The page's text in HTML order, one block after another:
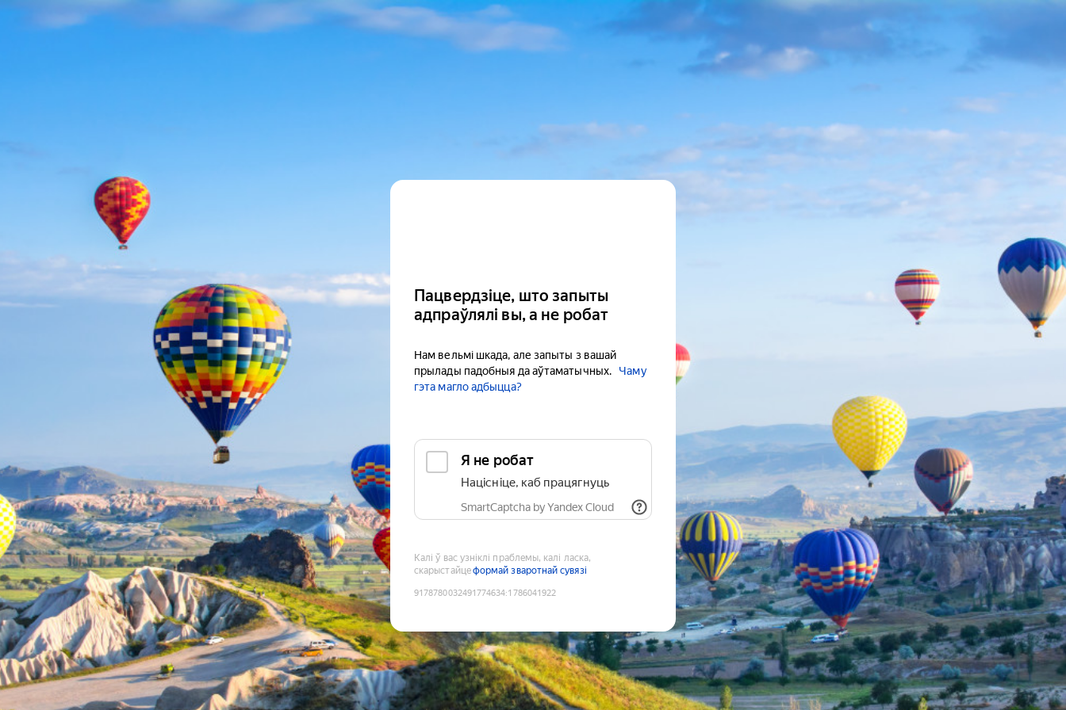
Пацвердзіце, што запыты
адпраўлялі вы, а не робат
Нам вельмі шкада, але запыты з вашай
прылады падобныя да аўтаматычных.
Чаму
гэта магло адбыцца?
Я не робат
Націсніце, каб працягнуць
SmartCaptcha by Yandex Cloud
Калі ў вас узніклі праблемы, калі ласка,
скарыстайцеформай зваротнай сувязі
9178780032491774634:1786041922